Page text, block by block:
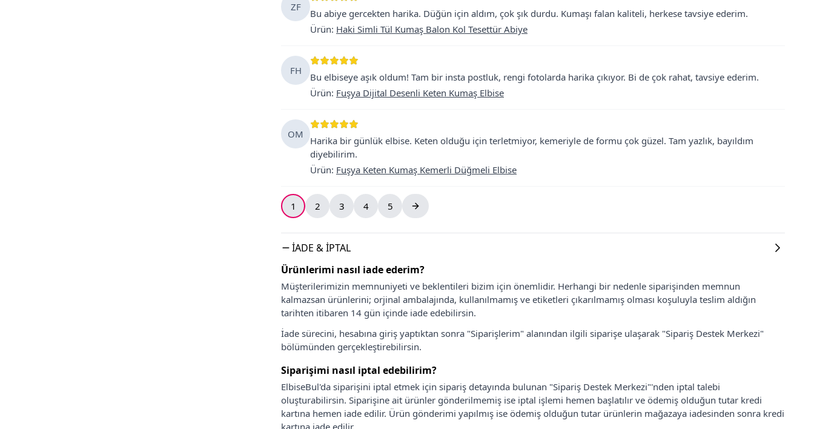
ZF
Bu abiye gercekten harika. Düğün için aldım, çok şık durdu. Kumaşı falan kaliteli, herkese tavsiye ederim.
Ürün: Haki Simli Tül Kumaş Balon Kol Tesettür Abiye
FH
Bu elbiseye aşık oldum! Tam bir insta postluk, rengi fotolarda harika çıkıyor. Bi de çok rahat, tavsiye ederim.
Ürün: Fuşya Dijital Desenli Keten Kumaş Elbise
OM
Harika bir günlük elbise. Keten olduğu için terletmiyor, kemeriyle de formu çok güzel. Tam yazlık, bayıldım
diyebilirim.
Ürün: Fuşya Keten Kumaş Kemerli Düğmeli Elbise
1 2 3 4 5
İADE & İPTAL
Ürünlerimi nasıl iade ederim?
Müşterilerimizin memnuniyeti ve beklentileri bizim için önemlidir. Herhangi bir nedenle siparişinden memnun
kalmazsan ürünlerini; orjinal ambalajında, kullanılmamış ve etiketleri çıkarılmamış olması koşuluyla teslim aldığın
tarihten itibaren 14 gün içinde iade edebilirsin.
İade sürecini, hesabına giriş yaptıktan sonra "Siparişlerim" alanından ilgili siparişe ulaşarak "Sipariş Destek Merkezi"
bölümünden gerçekleştirebilirsin.
Siparişimi nasıl iptal edebilirim?
ElbiseBul'da siparişini iptal etmek için sipariş detayında bulunan "Sipariş Destek Merkezi"'nden iptal talebi
oluşturabilirsin. Siparişine ait ürünler gönderilmemiş ise iptal işlemi hemen başlatılır ve ödemiş olduğun tutar kredi
kartına hemen iade edilir. Ürün gönderimi yapılmış ise ödemiş olduğun tutar ürünlerin mağazaya iadesinden sonra kredi
kartına iade edilir.